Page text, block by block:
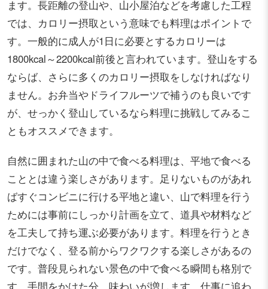
ます。長距離の登山や、山小屋泊などを考慮した工程
では、カロリー摂取という意味でも料理はポイントで
す。一般的に成人が1日に必要とするカロリーは
1800kcal～2200kcal前後と言われています。登山をする
ならば、さらに多くのカロリー摂取をしなければなり
ません。お弁当やドライフルーツで補うのも良いです
が、せっかく登山しているなら料理に挑戦してみるこ
ともオススメできます。
自然に囲まれた山の中で食べる料理は、平地で食べる
こととは違う楽しさがあります。足りないものがあれ
ばすぐコンビニに行ける平地と違い、山で料理を行う
ためには事前にしっかり計画を立て、道具や材料など
を工夫して持ち運ぶ必要があります。料理を行うとき
だけでなく、登る前からワクワクする楽しさがあるの
です。普段見られない景色の中で食べる瞬間も格別で
す。手間をかけた分、味わいが増します。仕事に追わ